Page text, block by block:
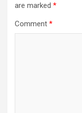
are marked *
Comment *